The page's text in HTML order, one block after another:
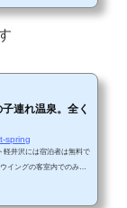
セス車関越自動車道・藤
20分)軽井沢駅から離れ
連れ温泉。全く
spring
軽井沢には宿泊者は無料で
イングの客室内でのみ利